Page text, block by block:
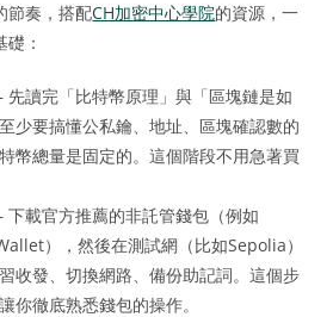
節奏，搭配CH加密中心學院的資源，一
：
讀完「比特幣原理」與「區塊鏈是如
少要搞懂公私鑰、地址、區塊確認數的
幣總量是固定的。這個階段不用急著買
載官方推薦的非託管錢包（例如
），然後在測試網（比如Sepolia）
收發、切換網路、備份助記詞。這個步
你徹底熟悉錢包的操作。